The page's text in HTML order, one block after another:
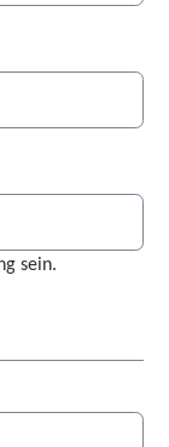
sein.